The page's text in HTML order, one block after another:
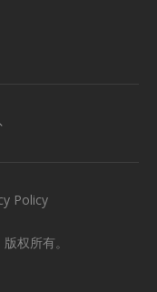
权所有。
Policy